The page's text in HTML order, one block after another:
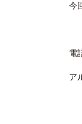
今
電
ア